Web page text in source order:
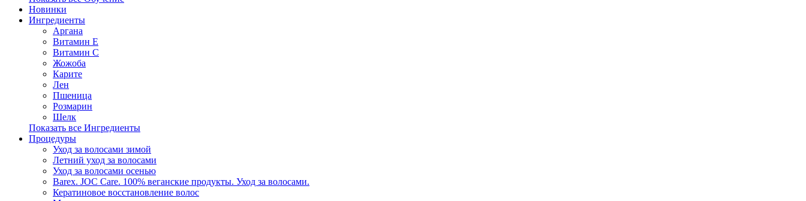
Новинки
Ингредиенты
Аргана
Витамин Е
Витамин С
Жожоба
Карите
Лен
Пшеница
Розмарин
Шелк
Показать все Ингредиенты
Процедуры
Уход за волосами зимой
Летний уход за волосами
Уход за волосами осенью
Barex. JOC Care. 100% веганские продукты. Уход за волосами.
Кератиновое восстановление волос